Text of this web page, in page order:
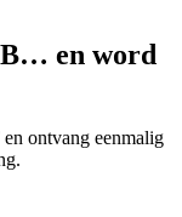
en word
ontvang eenmalig